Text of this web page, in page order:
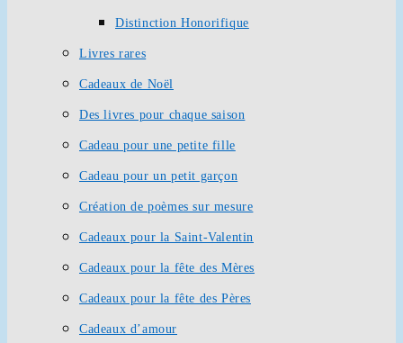
Distinction Honorifique
Livres rares
Cadeaux de Noël
Des livres pour chaque saison
Cadeau pour une petite fille
Cadeau pour un petit garçon
Création de poèmes sur mesure
Cadeaux pour la Saint-Valentin
Cadeaux pour la fête des Mères
Cadeaux pour la fête des Pères
Cadeaux d’amour